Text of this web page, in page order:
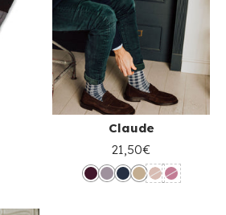
Claude
21,50€